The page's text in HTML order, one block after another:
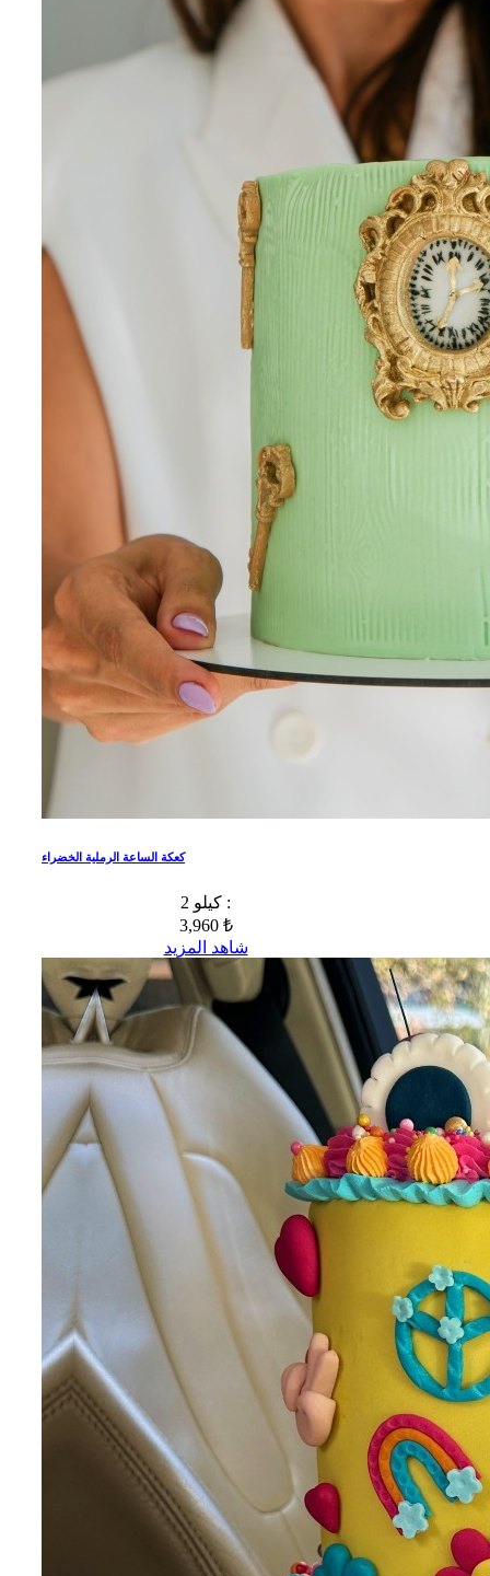
كعكة الساعة الرملية الخضراء
2 كيلو :
3,960 ₺
شاهد المزيد